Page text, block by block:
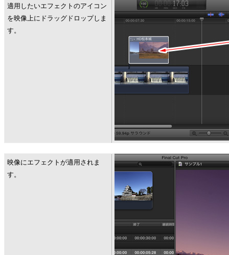
適用したいエフェクトのアイコン
を映像上にドラッグドロップしま
す。
映像にエフェクトが適用されま
す。